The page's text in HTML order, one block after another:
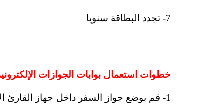
7- تجدد البطاقة سنويا
خطوات استعمال بوابات الجوازات
1- قم بوضع جواز السفر داخل جهاز القارئ الآلى الموجود أمام البوابة الإلكترونية للجوازات.